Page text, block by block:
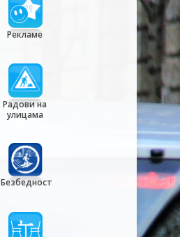
Рекламе
Радови на
улицама
Безбедност